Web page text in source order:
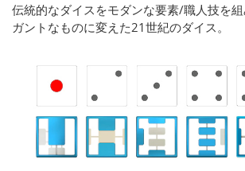
伝統的なダイスをモダンな要素/職人技を
ガントなものに変えた21世紀のダイス。